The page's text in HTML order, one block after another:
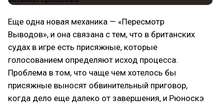
Еще одна новая механика — «Пересмотр
Выводов», и она связана с тем, что в британских
судах в игре есть присяжные, которые
голосованием определяют исход процесса.
Проблема в том, что чаще чем хотелось бы
присяжные выносят обвинительный приговор,
когда дело еще далеко от завершения, и Рюноскэ